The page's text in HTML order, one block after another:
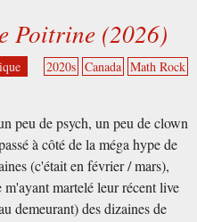
Poitrine (2026)
2020s Canada Math Rock
peu de psych, un peu de clown
à côté de la méga hype de
(c'était en février / mars),
martelé leur récent live
demeurant) des dizaines de